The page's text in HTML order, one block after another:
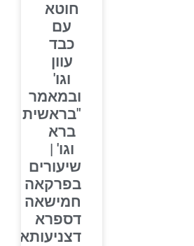
חוטא
עם
כבד
עוון
וגו'
ובמאמר
"בראשית
ברא
וגו' |
שיעורים
בפרקאה
חמישאה
דספרא
דצניעותא